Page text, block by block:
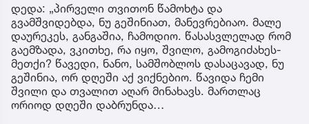
დედა: „პირველი თვითონ წამოხტა და
გვამშვიდებდა, ნუ გეშინიათ, მანევრებიაო. მალე
დაურეკეს, განგაშია, ჩამოდიო. წასასვლელად რომ
გაემზადა, ვკითხე, რა იყო, შვილო, გამოგიძახეს-
მეთქი? წავედი, ნანო, სამშობლოს დასაცავად, ნუ
გეშინია, ორ დღეში აქ ვიქნებიო. წავიდა ჩემი
შვილი და თვალით აღარ მინახავს. მართლაც
ორიოდ დღეში დაბრუნდა…